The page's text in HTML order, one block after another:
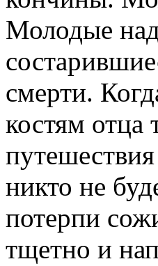
Молодые
смерти.
костям отца
никто не
потерпи
тщетно и